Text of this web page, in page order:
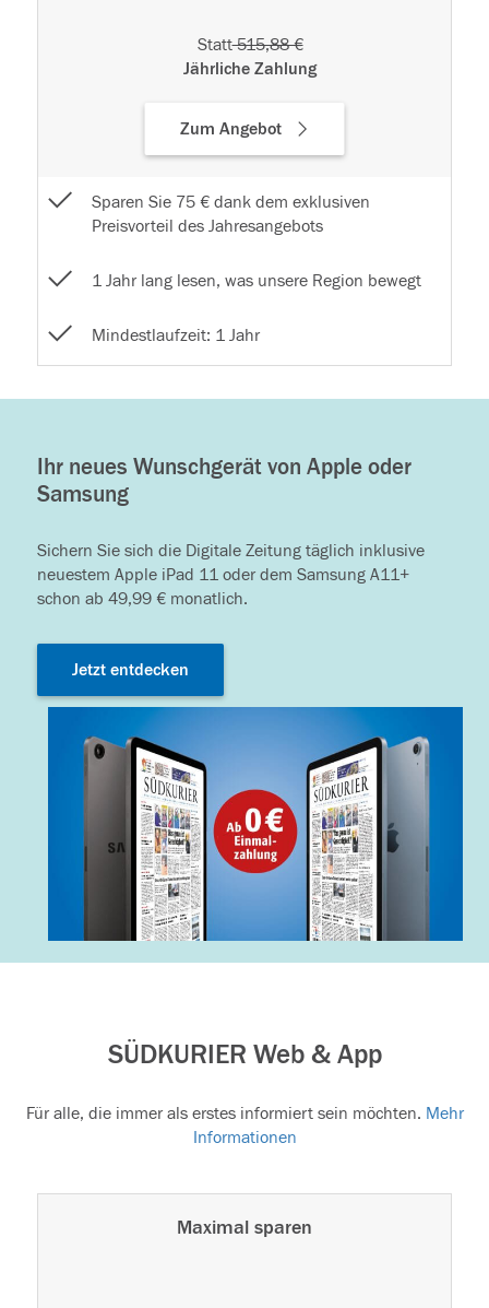
Statt515,88 €
Jährliche Zahlung
Zum Angebot
Sparen Sie 75 € dank dem exklusiven
Preisvorteil des Jahresangebots
1 Jahr lang lesen, was unsere Region bewegt
Mindestlaufzeit: 1 Jahr
Ihr neues Wunschgerät von Apple oder
Samsung
Sichern Sie sich die Digitale Zeitung täglich inklusive
neuestem Apple iPad 11 oder dem Samsung A11+
schon ab 49,99 € monatlich.
Jetzt entdecken
SÜDKURIER Web & App
Für alle, die immer als erstes informiert sein möchten. Mehr
Informationen
Maximal sparen